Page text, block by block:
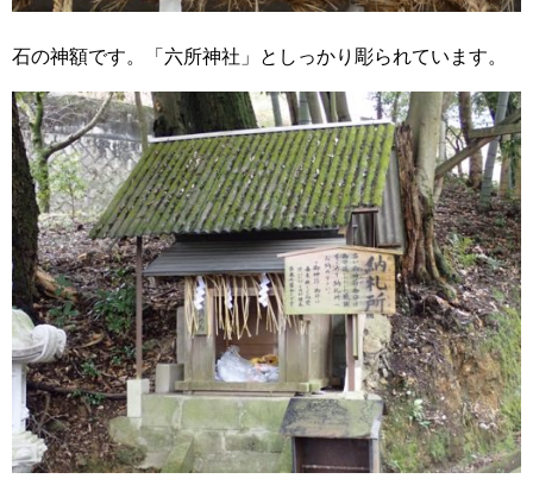
石の神額です。「六所神社」としっかり彫られています。